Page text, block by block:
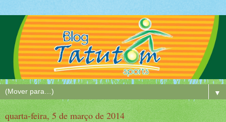
▼
quarta-feira, 5 de março de 2014